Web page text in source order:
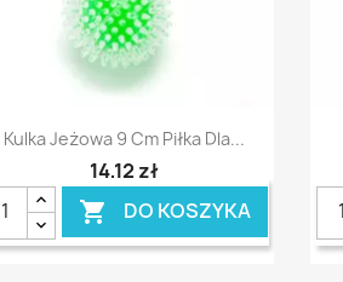
Szybki podgląd
Kulka Jeżowa 9 Cm Piłka Dla...
14,12 zł
 DO KOSZYKA